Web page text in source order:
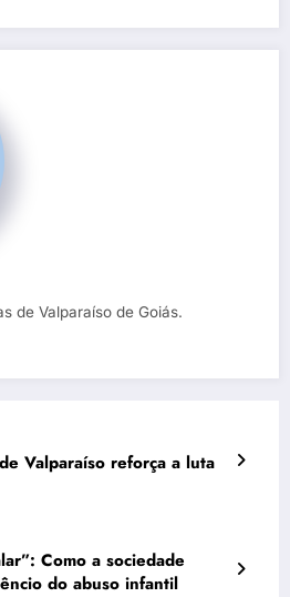
de Valparaíso de Goiás.
Valparaíso reforça a luta
Como a sociedade
do abuso infantil